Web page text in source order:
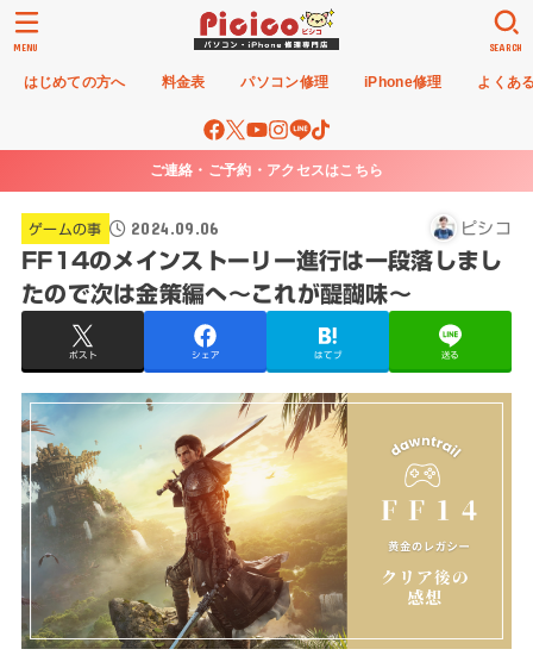
はじめての方へ 料金表 パソコン修理 iPhone修理 よくあ
SEARCH
MENU
ご連絡・ご予約・アクセスはこちら
ゲームの事 2024.09.06 ピシコ
FF14のメインストーリー進行は一段落しまし
たので次は金策編へ～これが醍醐味～
ポスト シェア はてブ 送る